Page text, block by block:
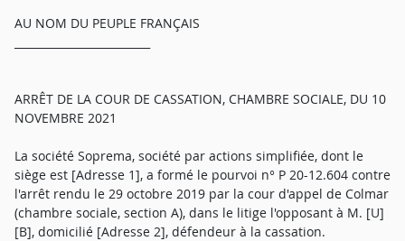
AU NOM DU PEUPLE FRANÇAIS
ARRÊT DE LA COUR DE CASSATION, CHAMBRE SOCIALE, DU 10
NOVEMBRE 2021
La société Soprema, société par actions simplifiée, dont le
siège est [Adresse 1], a formé le pourvoi n° P 20-12.604 contre
l'arrêt rendu le 29 octobre 2019 par la cour d'appel de Colmar
(chambre sociale, section A), dans le litige l'opposant à M. [U]
[B], domicilié [Adresse 2], défendeur à la cassation.